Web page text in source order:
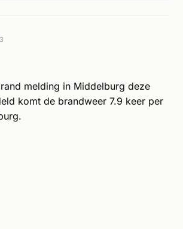
melding in Middelburg deze
komt de brandweer 7.9 keer per